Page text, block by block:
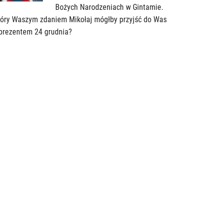
Bożych Narodzeniach w Gintamie.
Waszym zdaniem Mikołaj mógłby przyjść do Was
24 grudnia?